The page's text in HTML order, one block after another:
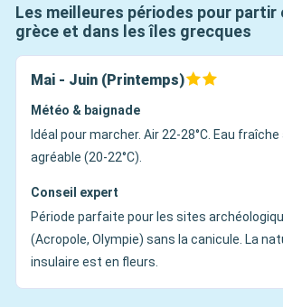
Les meilleures périodes pour partir
grèce et dans les îles grecques
Mai - Juin (Printemps)
Météo & baignade
Idéal pour marcher. Air 22-28°C. Eau fraîche
agréable (20-22°C).
Conseil expert
Période parfaite pour les sites
(Acropole, Olympie) sans la canicule. La
insulaire est en fleurs.